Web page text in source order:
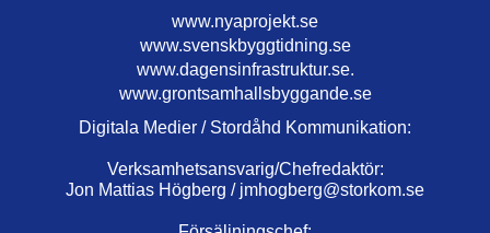
www.nyaprojekt.se
www.svenskbyggtidning.se
www.dagensinfrastruktur.se.
www.grontsamhallsbyggande.se
Digitala Medier / Stordåhd Kommunikation:
Verksamhetsansvarig/Chefredaktör:
Jon Mattias Högberg / jmhogberg@storkom.se